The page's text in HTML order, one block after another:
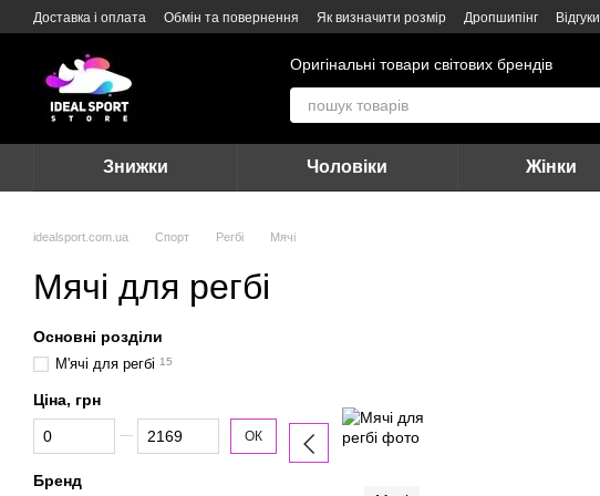
Перейти до основного контенту
Доставка і оплата Обмін та повернення Як визначити розмір Дропшипінг Відгуки
Оригінальні товари світових брендів
Знижки Чоловіки Жінки
idealsport.com.ua Спорт Регбі Мячі
Мячі для регбі
Основні розділи
М'ячі для регбі 15
Ціна, грн
Від Ціна, грн
До Ціна, грн ОК
Бренд